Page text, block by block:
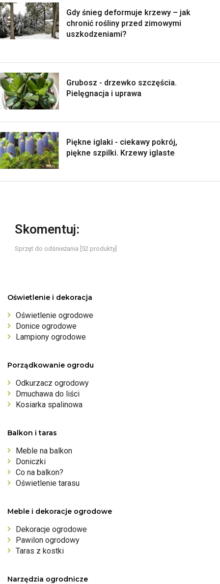
Gdy śnieg deformuje krzewy – jak
chronić rośliny przed zimowymi
uszkodzeniami?
Grubosz - drzewko szczęścia.
Pielęgnacja i uprawa
Piękne iglaki - ciekawy pokrój,
piękne szpilki. Krzewy iglaste
Skomentuj:
Sprzęt do odśnieżania [52 produkty]
Oświetlenie i dekoracja
Oświetlenie ogrodowe
Donice ogrodowe
Lampiony ogrodowe
Porządkowanie ogrodu
Odkurzacz ogrodowy
Dmuchawa do liści
Kosiarka spalinowa
Balkon i taras
Meble na balkon
Doniczki
Co na balkon?
Oświetlenie tarasu
Meble i dekoracje ogrodowe
Dekoracje ogrodowe
Pawilon ogrodowy
Taras z kostki
Narzędzia ogrodnicze